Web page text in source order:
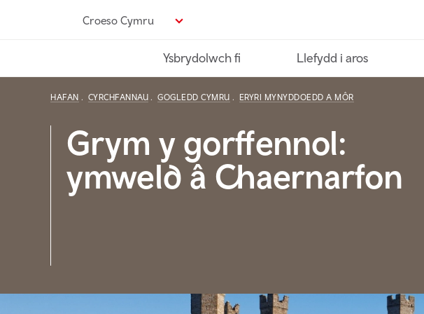
Croeso Cymru
Ysbrydolwch fi Llefydd i aros
HAFAN CYRCHFANNAU GOGLEDD CYMRU ERYRI MYNYDDOEDD A MÔR
Grym y gorffennol:
ymweld â Chaernarfon